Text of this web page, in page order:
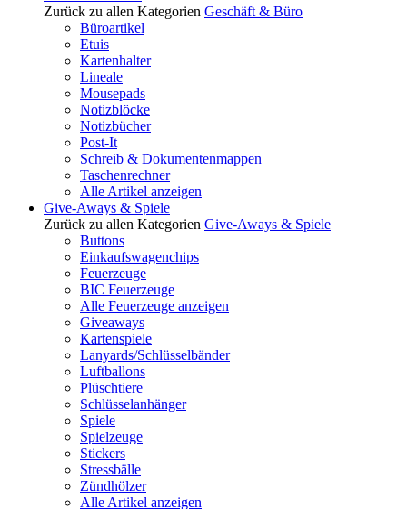
Zurück zu allen Kategorien Geschäft & Büro
Büroartikel
Etuis
Kartenhalter
Lineale
Mousepads
Notizblöcke
Notizbücher
Post-It
Schreib & Dokumentenmappen
Taschenrechner
Alle Artikel anzeigen
Give-Aways & Spiele
Zurück zu allen Kategorien Give-Aways & Spiele
Buttons
Einkaufswagenchips
Feuerzeuge
BIC Feuerzeuge
Alle Feuerzeuge anzeigen
Giveaways
Kartenspiele
Lanyards/Schlüsselbänder
Luftballons
Plüschtiere
Schlüsselanhänger
Spiele
Spielzeuge
Stickers
Stressbälle
Zündhölzer
Alle Artikel anzeigen